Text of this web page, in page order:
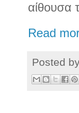
αίθουσα
Read
Posted